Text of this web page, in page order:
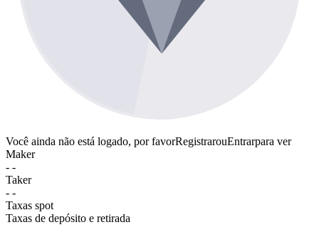
Você ainda não está logado, por favorRegistrarouEntrarpara ver
Maker
- -
Taker
- -
Taxas spot
Taxas de depósito e retirada